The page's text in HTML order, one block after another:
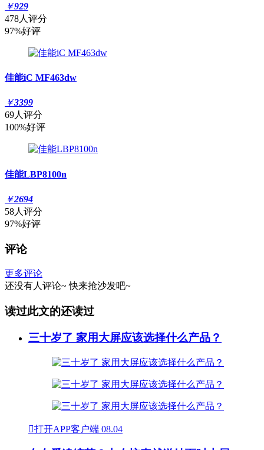
￥929
478人评分
97%好评
佳能iC MF463dw
￥3399
69人评分
100%好评
佳能LBP8100n
￥2694
58人评分
97%好评
评论
更多评论
还没有人评论~ 快来抢沙发吧~
读过此文的还读过
三十岁了 家用大屏应该选择什么产品？
打开APP客户端 08.04